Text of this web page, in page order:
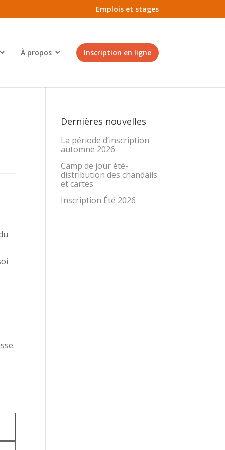
Emplois et stages
À propos Inscription en ligne
Dernières nouvelles
La période d’inscription
automne 2026
Camp de jour été-
distribution des chandails
et cartes
Inscription Été 2026